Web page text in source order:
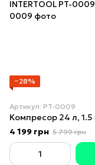
−28%
Артикул: PT-0009
4 199 грн 5 799 грн